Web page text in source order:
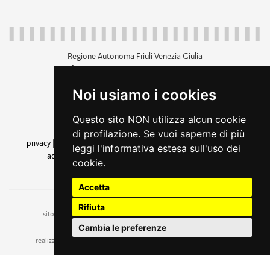
Noi usiamo i cookies
Questo sito NON utilizza alcun cookie
di profilazione. Se vuoi saperne di più
leggi l'informativa estesa sull'uso dei
cookie.
Accetta
Rifiuta
Cambia le preferenze
Regione Autonoma Friuli Venezia Giulia
c.f. 80014930327; p.iva 00526040324
+39 040 3771111
amministrazione trasparente
privacy
cookie |note legali accessibilità
dichiarazione di
accessibilità| feedback
cambio preferenze cookie
sito a cura dell'ufficio stampa e comunicazione
realizzazione